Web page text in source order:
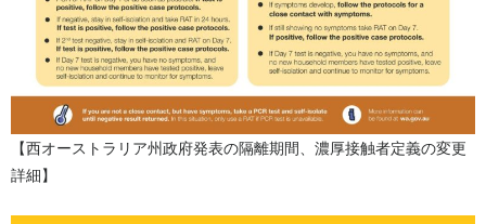
【西オーストラリア州政府発表の隔離期間、濃厚接触者定義の変更
詳細】